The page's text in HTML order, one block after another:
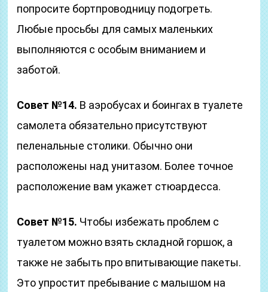
попросите бортпроводницу подогреть.
Любые просьбы для самых маленьких
выполняются с особым вниманием и
заботой.
Совет №14. В аэробусах и боингах в туалете
самолета обязательно присутствуют
пеленальные столики. Обычно они
расположены над унитазом. Более точное
расположение вам укажет стюардесса.
Совет №15. Чтобы избежать проблем с
туалетом можно взять складной горшок, а
также не забыть про впитывающие пакеты.
Это упростит пребывание с малышом на